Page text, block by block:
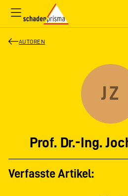
AUTOREN
JZ
Prof. Dr.-Ing.
Verfasste Artikel: